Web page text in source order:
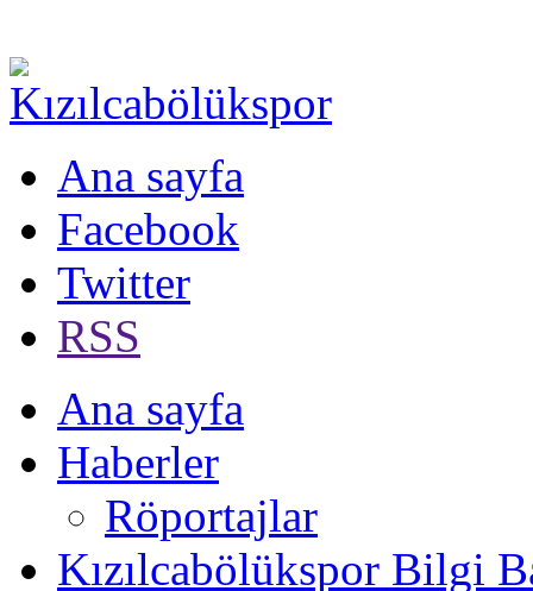
Ana sayfa
Facebook
Twitter
RSS
Ana sayfa
Haberler
Röportajlar
Kızılcabölükspor Bilgi